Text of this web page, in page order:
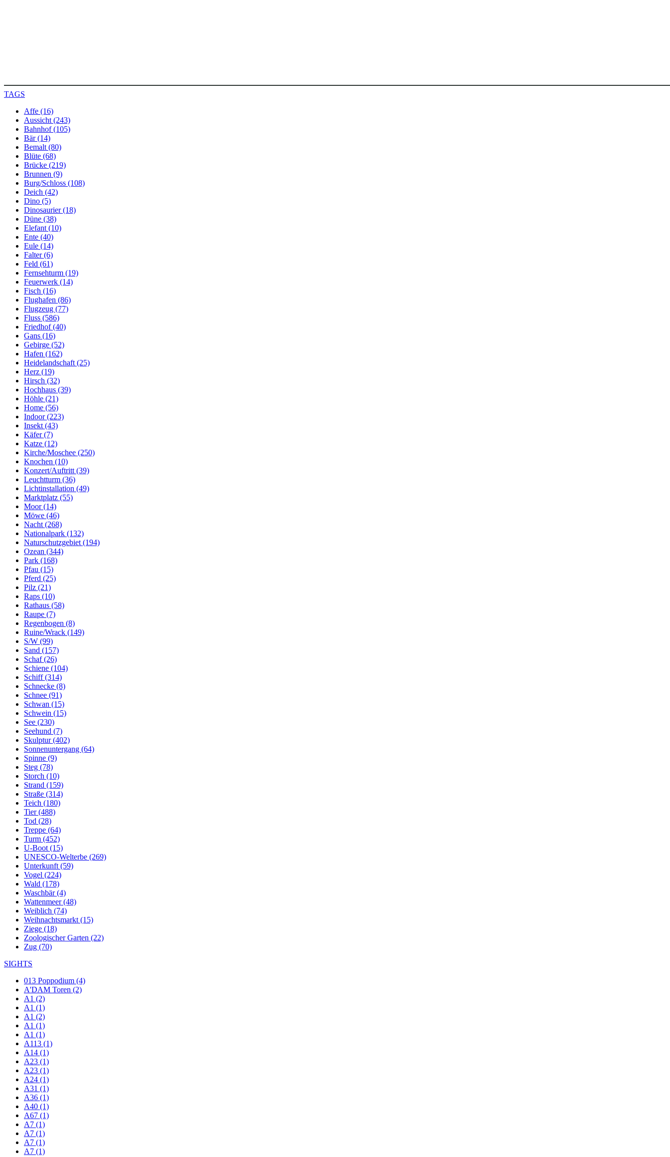
TAGS
Affe (16)
Aussicht (243)
Bahnhof (105)
Bär (14)
Bemalt (80)
Blüte (68)
Brücke (219)
Brunnen (9)
Burg/Schloss (108)
Deich (42)
Dino (5)
Dinosaurier (18)
Düne (38)
Elefant (10)
Ente (40)
Eule (14)
Falter (6)
Feld (61)
Fernsehturm (19)
Feuerwerk (14)
Fisch (16)
Flughafen (86)
Flugzeug (77)
Fluss (586)
Friedhof (40)
Gans (16)
Gebirge (52)
Hafen (162)
Heidelandschaft (25)
Herz (19)
Hirsch (32)
Hochhaus (39)
Höhle (21)
Home (56)
Indoor (223)
Insekt (43)
Käfer (7)
Katze (12)
Kirche/Moschee (250)
Knochen (10)
Konzert/Auftritt (39)
Leuchtturm (36)
Lichtinstallation (49)
Marktplatz (55)
Moor (14)
Möwe (46)
Nacht (268)
Nationalpark (132)
Naturschutzgebiet (194)
Ozean (344)
Park (168)
Pfau (15)
Pferd (25)
Pilz (21)
Raps (10)
Rathaus (58)
Raupe (7)
Regenbogen (8)
Ruine/Wrack (149)
S/W (99)
Sand (157)
Schaf (26)
Schiene (104)
Schiff (314)
Schnecke (8)
Schnee (91)
Schwan (15)
Schwein (15)
See (230)
Seehund (7)
Skulptur (402)
Sonnenuntergang (64)
Spinne (9)
Steg (78)
Storch (10)
Strand (159)
Straße (314)
Teich (180)
Tier (488)
Tod (28)
Treppe (64)
Turm (452)
U-Boot (15)
UNESCO-Welterbe (269)
Unterkunft (59)
Vogel (224)
Wald (178)
Waschbär (4)
Wattenmeer (48)
Weiblich (74)
Weihnachtsmarkt (15)
Ziege (18)
Zoologischer Garten (22)
Zug (70)
SIGHTS
013 Poppodium (4)
A'DAM Toren (2)
A1 (2)
A1 (1)
A1 (2)
A1 (1)
A1 (1)
A113 (1)
A14 (1)
A23 (1)
A23 (1)
A24 (1)
A31 (1)
A36 (1)
A40 (1)
A67 (1)
A7 (1)
A7 (1)
A7 (1)
A7 (1)